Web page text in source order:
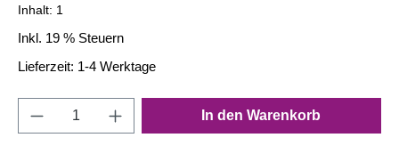
Inhalt: 1
Inkl. 19 % Steuern
Lieferzeit: 1-4 Werktage
Produkt Anzahl: Gib den gewünschten
In den Warenkorb